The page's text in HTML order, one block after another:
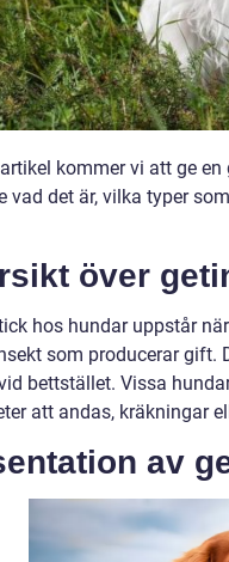
kommer vi att ge
vad det är, vilka typer
över
hos hundar uppstår
som producerar gift.
bettstället. Vissa
att andas, kräkningar
av